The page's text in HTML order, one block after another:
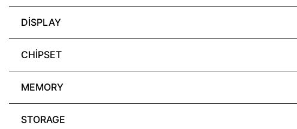
DISPLAY
CHIPSET
MEMORY
STORAGE